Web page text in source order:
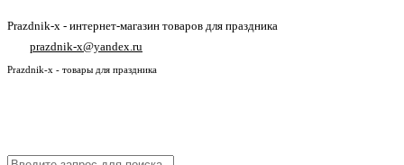
Prazdnik-x - интернет-магазин товаров для праздника
prazdnik-x@yandex.ru
Prazdnik-x - товары для праздника